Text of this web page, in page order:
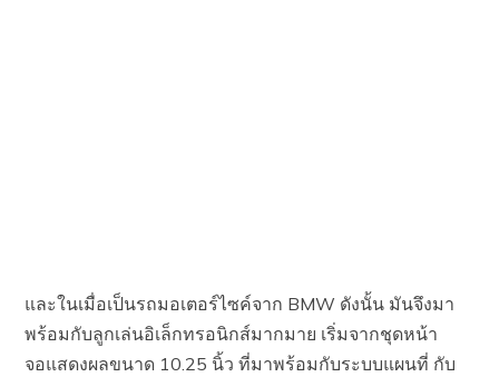
และในเมื่อเป็นรถมอเตอร์ไซค์จาก BMW ดังนั้น มันจึงมา
พร้อมกับลูกเล่นอิเล็กทรอนิกส์มากมาย เริ่มจากชุดหน้า
จอแสดงผลขนาด 10.25 นิ้ว ที่มาพร้อมกับระบบแผนที่ กับ